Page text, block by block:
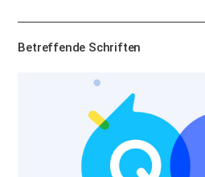
기
Betreffende Schriften